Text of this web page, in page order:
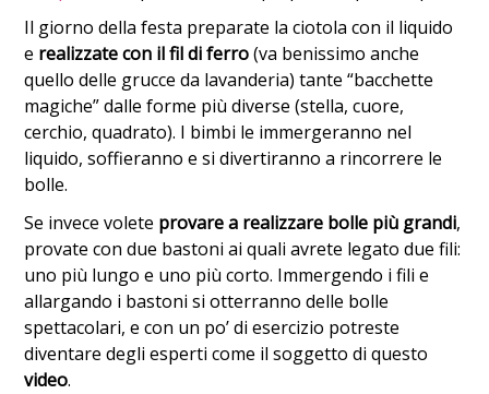
Il giorno della festa preparate la ciotola con il liquido
e realizzate con il fil di ferro(va benissimo anche
quello delle grucce da lavanderia) tante “bacchette
magiche” dalle forme più diverse (stella, cuore,
cerchio, quadrato). I bimbi le immergeranno nel
liquido, soffieranno e si divertiranno a rincorrere le
bolle.
Se invece volete provare a realizzare bolle più grandi,
provate con due bastoni ai quali avrete legato due fili:
uno più lungo e uno più corto. Immergendo i fili e
allargando i bastoni si otterranno delle bolle
spettacolari, e con un po’ di esercizio potreste
diventare degli esperti come il soggetto di questo
video.